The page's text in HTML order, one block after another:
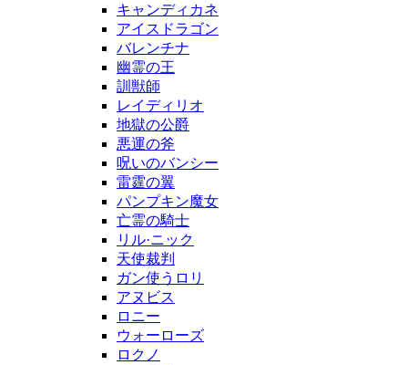
キャンディカネ
アイスドラゴン
バレンチナ
幽霊の王
訓獣師
レイディリオ
地獄の公爵
悪運の斧
呪いのバンシー
雷霆の翼
パンプキン魔女
亡霊の騎士
リル·ニック
天使裁判
ガン使うロリ
アヌビス
ロニー
ウォーローズ
ロクノ